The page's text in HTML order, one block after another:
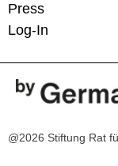
Press
Log-In
@2026 Stiftung Rat